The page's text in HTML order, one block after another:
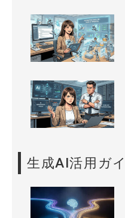
生成AI活用ガ